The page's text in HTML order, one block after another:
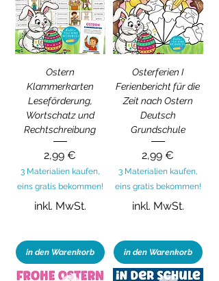
Ostern
Klammerkarten
Leseförderung,
Wortschatz und
Rechtschreibung
Preis
2,99 €
3 Materialien kaufen,
eins gratis bekommen!
inkl. MwSt.
in den Warenkorb
Osterferien I
Ferienbericht für die
Zeit nach Ostern
Deutsch
Grundschule
Preis
2,99 €
3 Materialien kaufen,
eins gratis bekommen!
inkl. MwSt.
in den Warenkorb